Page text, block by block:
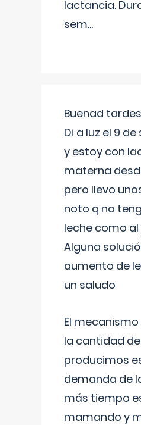
lactancia.
sem...
Buenad
Di a luz el 9
y estoy con
materna
pero llevo
noto q no
leche como
Alguna
aumento de
un saludo
El
la cantidad
producimos
demanda de
más tiempo
mamando y